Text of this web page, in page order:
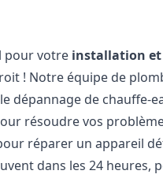
pour votre installation et
! Notre équipe de
dépannage de chauffe-
résoudre vos
réparer un appareil
dans les 24 heures,